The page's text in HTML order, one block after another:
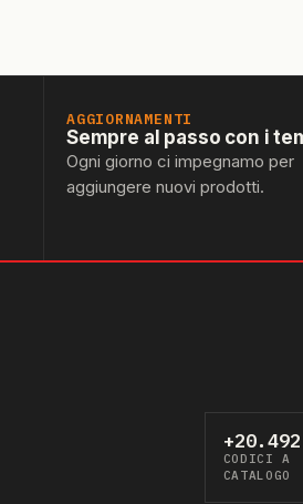
AGGIORNAMENTI
Sempre al passo con i
Ogni giorno ci impegnamo per
aggiungere nuovi prodotti.
+20.492
CODICI A
CATALOGO